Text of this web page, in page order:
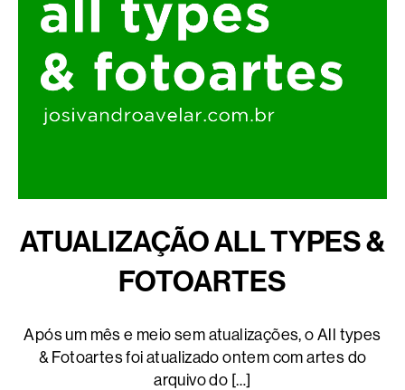
ATUALIZAÇÃO ALL TYPES &
FOTOARTES
Após um mês e meio sem atualizações, o All types
& Fotoartes foi atualizado ontem com artes do
arquivo do […]